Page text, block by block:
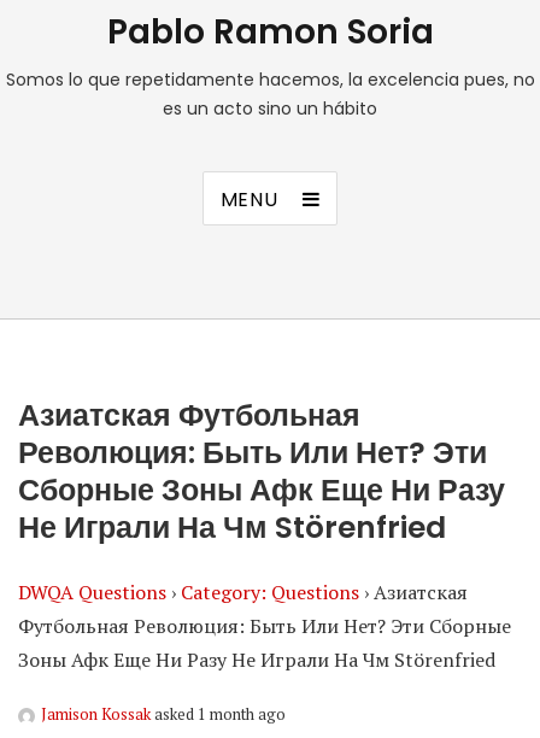
Pablo Ramon Soria
Somos lo que repetidamente hacemos, la excelencia pues, no
es un acto sino un hábito
MENU
Азиатская Футбольная
Революция: Быть Или Нет? Эти
Сборные Зоны Афк Еще Ни Разу
Не Играли На Чм Störenfried
DWQA Questions › Category: Questions ›Азиатская
Футбольная Революция: Быть Или Нет? Эти Сборные
Зоны Афк Еще Ни Разу Не Играли На Чм Störenfried
Jamison Kossakasked 1 month ago